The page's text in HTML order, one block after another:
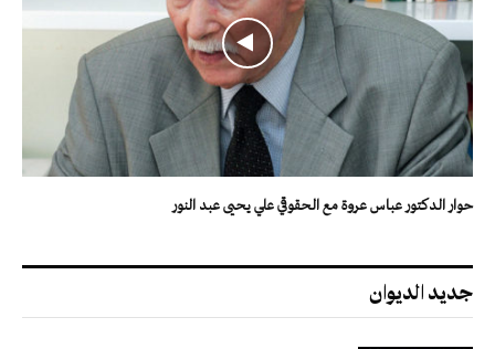
حوار الدكتور عباس عروة مع الحقوقي علي يحيى عبد النور
جديد الديوان